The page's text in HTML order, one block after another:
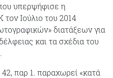
υπερψήφισε η
Ιούλιο του 2014
διατάξεων για
και τα σχέδια του
παρ 1. παραχωρεί «κατά